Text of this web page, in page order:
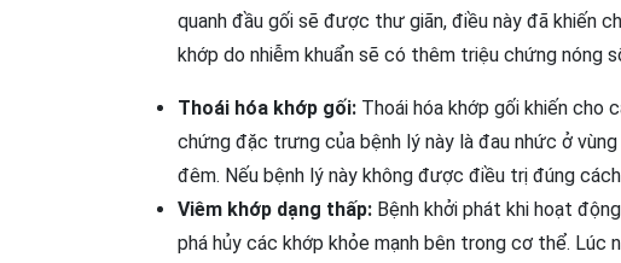
quanh đầu gối sẽ được thư giãn, điều này đã khiến
khớp do nhiễm khuẩn sẽ có thêm triệu chứng nóng
Thoái hóa khớp gối: Thoái hóa khớp gối khiến cho
chứng đặc trưng của bệnh lý này là đau nhức ở
đêm. Nếu bệnh lý này không được điều trị đúng
Viêm khớp dạng thấp: Bệnh khởi phát khi hoạt
phá hủy các khớp khỏe mạnh bên trong cơ thể. Lúc